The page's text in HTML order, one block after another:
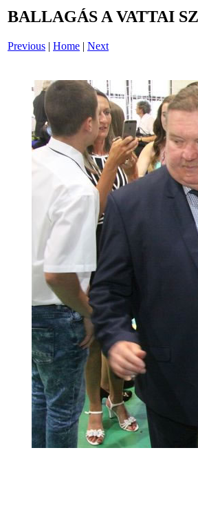
BALLAGÁS A VATTAI
Previous | Home | Next